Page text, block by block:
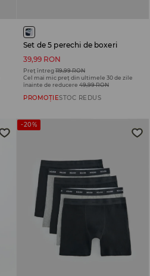
Set de 5 perechi de boxeri
39,99 RON
Preț întreg119,99 RON
Cel mai mic preț din ultimele 30 de zile
înainte de reducere 49,99 RON
PROMOȚIESTOC REDUS
-20%